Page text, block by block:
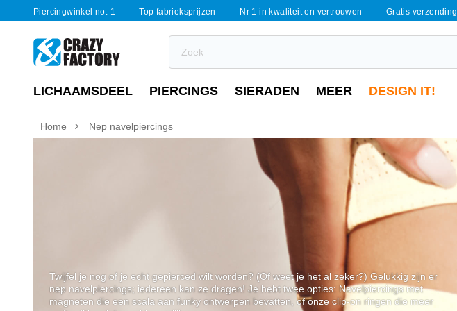
Piercingwinkel no. 1 Top fabrieksprijzen Nr 1 in kwaliteit en vertrouwen Gratis verzending
LICHAAMSDEEL PIERCINGS SIERADEN MEER DESIGN IT!
Home Nep navelpiercings
Twijfel je nog of je echt gepierced wilt worden? (Of weet je het al zeker?) Gelukkig zijn er
nep navelpiercings; iedereen kan ze dragen! Je hebt twee opties: Navelpiercings met
magneten die een scala aan funky ontwerpen bevatten, of onze clip-on ringen die meer